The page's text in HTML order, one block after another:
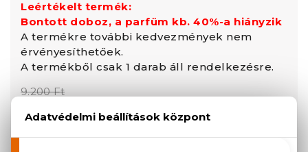
Leértékelt termék:
Bontott doboz, a parfüm kb. 40%-a hiányzik
A termékre további kedvezmények nem
érvényesíthetőek.
A termékből csak 1 darab áll rendelkezésre.
9.200 Ft
6.060 Ft
KOSÁRBA TESZEM